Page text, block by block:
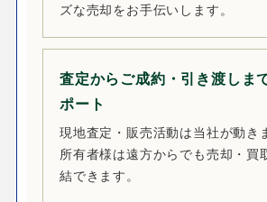
ズな売却をお手伝いします。
査定からご成約・引き渡しま
ポート
現地査定・販売活動は当社が動き
所有者様は遠方からでも売却・買
結できます。